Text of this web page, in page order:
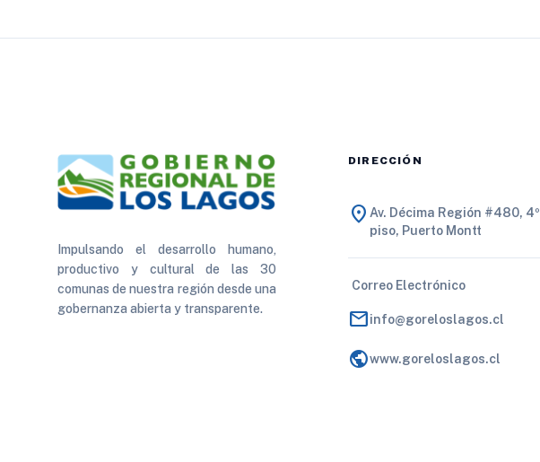
Impulsando el desarrollo humano,
productivo y cultural de las 30
comunas de nuestra región desde una
gobernanza abierta y transparente.
DIRECCIÓN
location_on Av. Décima Región #480, 4º
piso, Puerto Montt
Correo Electrónico
mailinfo@goreloslagos.cl
publicwww.goreloslagos.cl